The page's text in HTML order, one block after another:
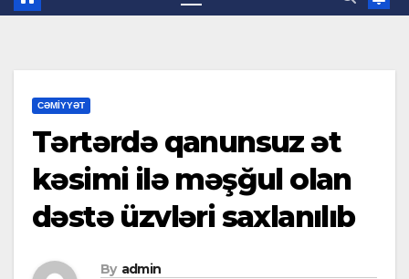
CƏMIYYƏT
Tərtərdə qanunsuz ət
kəsimi ilə məşğul olan
dəstə üzvləri saxlanılıb
By admin